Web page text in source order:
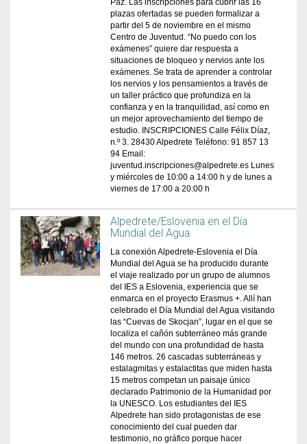
Paz. Las inscripciones para cubrir las 16
plazas ofertadas se pueden formalizar a
partir del 5 de noviembre en el mismo
Centro de Juventud. “No puedo con los
exámenes” quiere dar respuesta a
situaciones de bloqueo y nervios ante los
exámenes. Se trata de aprender a controlar
los nervios y los pensamientos a través de
un taller práctico que profundiza en la
confianza y en la tranquilidad, así como en
un mejor aprovechamiento del tiempo de
estudio. INSCRIPCIONES Calle Félix Díaz,
n.º 3. 28430 Alpedrete Teléfono: 91 857 13
94 Email:
juventud.inscripciones@alpedrete.es Lunes
y miércoles de 10:00 a 14:00 h y de lunes a
viernes de 17:00 a 20:00 h
Alpedrete/Eslovenia en el Día
Mundial del Agua
La conexión Alpedrete-Eslovenia el Día
Mundial del Agua se ha producido durante
el viaje realizado por un grupo de alumnos
del IES a Eslovenia, experiencia que se
enmarca en el proyecto Erasmus +. Allí han
celebrado el Día Mundial del Agua visitando
las “Cuevas de Skocjan”, lugar en el que se
localiza el cañón subterráneo más grande
del mundo con una profundidad de hasta
146 metros. 26 cascadas subterráneas y
estalagmitas y estalactitas que miden hasta
15 metros competan un paisaje único
declarado Patrimonio de la Humanidad por
la UNESCO. Los estudiantes del IES
Alpedrete han sido protagonistas de ese
conocimiento del cual pueden dar
testimonio, no gráfico porque hacer